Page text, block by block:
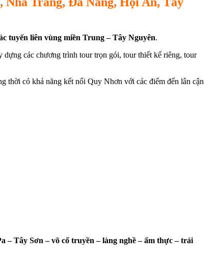
tuyến liên vùng miền Trung – Tây Nguyên.
các chương trình tour trọn gói, tour thiết kế riêng, tour
thời có khả năng kết nối Quy Nhơn với các điểm đến lân cận
– Tây Sơn – võ cổ truyền – làng nghề – ẩm thực – trải